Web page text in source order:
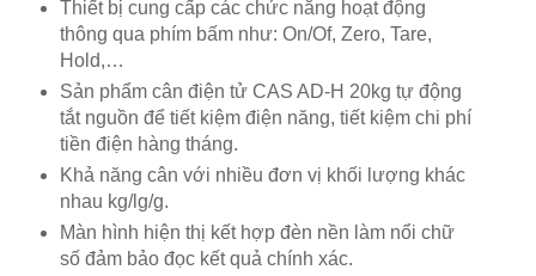
Thiết bị cung cấp các chức năng hoạt động
thông qua phím bấm như: On/Of, Zero, Tare,
Hold,…
Sản phẩm cân điện tử CAS AD-H 20kg tự động
tắt nguồn để tiết kiệm điện năng, tiết kiệm chi phí
tiền điện hàng tháng.
Khả năng cân với nhiều đơn vị khối lượng khác
nhau kg/lg/g.
Màn hình hiện thị kết hợp đèn nền làm nổi chữ
số đảm bảo đọc kết quả chính xác.